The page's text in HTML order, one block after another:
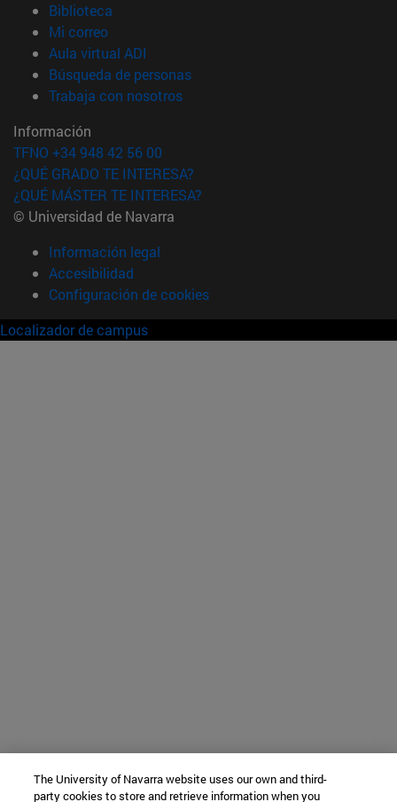
Biblioteca
Mi correo(abre en nueva ventana)
Aula virtual ADI
Búsqueda de personas(abre en nueva ventana)
Trabaja con nosotros(abre en nueva ventana)
Información
TFNO +34 948 42 56 00
¿QUÉ GRADO TE INTERESA?
¿QUÉ MÁSTER TE INTERESA?
© Universidad de Navarra
Información legal
Accesibilidad
Configuración de cookies
Localizador de campus
The University of Navarra website uses our own and third-
party cookies to store and retrieve information when you